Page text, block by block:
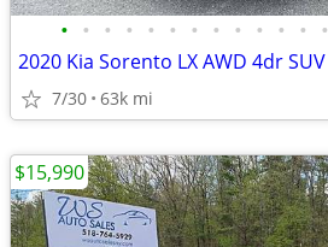
• • • • • • • • • • • • •
2020 Kia Sorento LX AWD 4dr SUV
7/30 63k mi
$15,990